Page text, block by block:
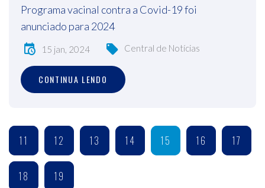
Programa vacinal contra a Covid-19 foi
anunciado para 2024
15 jan, 2024 Central de Notícias
CONTINUA LENDO
11 12 13 14 15 16 17
18 19